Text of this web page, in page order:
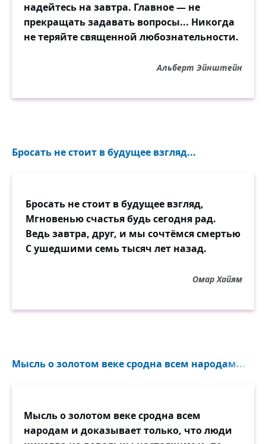
надейтесь на завтра. Главное — не
прекращать задавать вопросы... Никогда
не теряйте священной любознательности.
Альберт Эйнштейн
Бросать не стоит в будущее взгляд...
Бросать не стоит в будущее взгляд,
Мгновенью счастья будь сегодня рад.
Ведь завтра, друг, и мы сочтёмся смертью
С ушедшими семь тысяч лет назад.
Омар Хайям
Мысль о золотом веке сродна всем народам...
Мысль о золотом веке сродна всем
народам и доказывает только, что люди